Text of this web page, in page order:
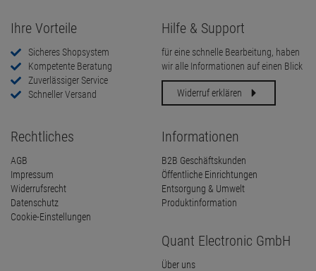
Ihre Vorteile
Sicheres Shopsystem
Kompetente Beratung
Zuverlässiger Service
Schneller Versand
Hilfe & Support
für eine schnelle Bearbeitung, haben
wir alle Informationen auf einen Blick
Widerruf erklären
Rechtliches
AGB
Impressum
Widerrufsrecht
Datenschutz
Cookie-Einstellungen
Informationen
B2B Geschäftskunden
Öffentliche Einrichtungen
Entsorgung & Umwelt
Produktinformation
Quant Electronic GmbH
Über uns